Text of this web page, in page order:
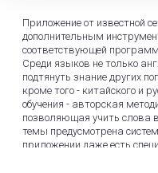
Приложение от известной
дополнительным
соответствующей
Среди языков не только
подтянуть знание других
кроме того - китайского и
обучения - авторская
позволяющая учить слова
темы предусмотрена
приложении даже есть